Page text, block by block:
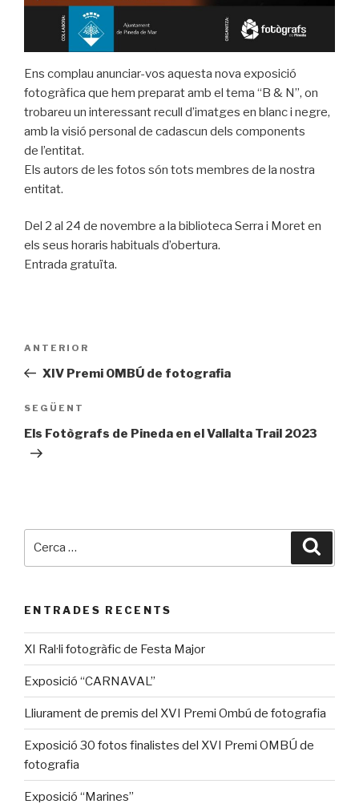
Ens complau anunciar-vos aquesta nova exposició
fotogràfica que hem preparat amb el tema “B & N”, on
trobareu un interessant recull d’imatges en blanc i negre,
amb la visió personal de cadascun dels components
de l’entitat.
Els autors de les fotos són tots membres de la nostra
entitat.
Del 2 al 24 de novembre a la biblioteca Serra i Moret en
els seus horaris habituals d’obertura.
Entrada gratuïta.
Entrada
prèvia
ANTERIOR
XIV Premi OMBÚ de fotografia
Entrada
següent
SEGÜENT
Els Fotògrafs de Pineda en el Vallalta Trail 2023
ENTRADES RECENTS
XI Ral·li fotogràfic de Festa Major
Exposició “CARNAVAL”
Lliurament de premis del XVI Premi Ombú de fotografia
Exposició 30 fotos finalistes del XVI Premi OMBÚ de
fotografia
Exposició “Marines”